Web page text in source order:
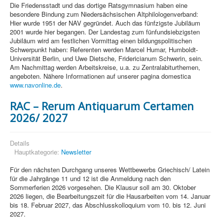
Die Friedensstadt und das dortige Ratsgymnasium haben eine
besondere Bindung zum Niedersächsischen Altphilologenverband:
Hier wurde 1951 der NAV gegründet. Auch das fünfzigste Jubiläum
2001 wurde hier begangen. Der Landestag zum fünfundsiebzigsten
Jubiläum wird am festlichen Vormittag einen bildungspolitischen
Schwerpunkt haben: Referenten werden Marcel Humar, Humboldt-
Universität Berlin, und Uwe Dietsche, Fridericianum Schwerin, sein.
Am Nachmittag werden Arbeitskreise, u.a. zu Zentralabiturthemen,
angeboten. Nähere Informationen auf unserer pagina domestica
www.navonline.de.
RAC – Rerum Antiquarum Certamen
2026/ 2027
Details
Hauptkategorie: Newsletter
Für den nächsten Durchgang unseres Wettbewerbs Griechisch/ Latein
für die Jahrgänge 11 und 12 ist die Anmeldung nach den
Sommerferien 2026 vorgesehen. Die Klausur soll am 30. Oktober
2026 liegen, die Bearbeitungszeit für die Hausarbeiten vom 14. Januar
bis 18. Februar 2027, das Abschlusskolloquium vom 10. bis 12. Juni
2027.